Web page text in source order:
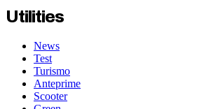
Utilities
News
Test
Turismo
Anteprime
Scooter